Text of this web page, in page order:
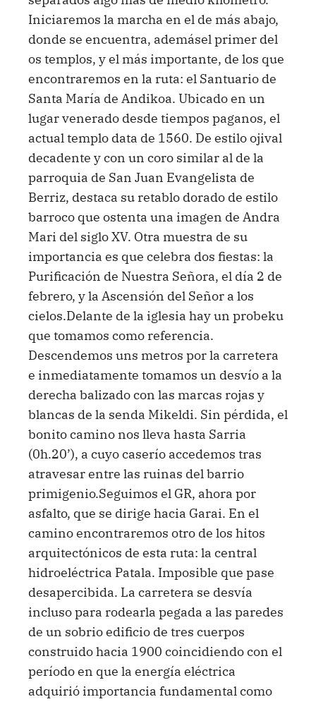
Iniciaremos la marcha en el de más abajo,
donde se encuentra, ademásel primer del
os templos, y el más importante, de los que
encontraremos en la ruta: el Santuario de
Santa María de Andikoa. Ubicado en un
lugar venerado desde tiempos paganos, el
actual templo data de 1560. De estilo ojival
decadente y con un coro similar al de la
parroquia de San Juan Evangelista de
Berriz, destaca su retablo dorado de estilo
barroco que ostenta una imagen de Andra
Mari del siglo XV. Otra muestra de su
importancia es que celebra dos fiestas: la
Purificación de Nuestra Señora, el día 2 de
febrero, y la Ascensión del Señor a los
cielos.Delante de la iglesia hay un probeku
que tomamos como referencia.
Descendemos uns metros por la carretera
e inmediatamente tomamos un desvío a la
derecha balizado con las marcas rojas y
blancas de la senda Mikeldi. Sin pérdida, el
bonito camino nos lleva hasta Sarria
(0h.20’), a cuyo caserío accedemos tras
atravesar entre las ruinas del barrio
primigenio.Seguimos el GR, ahora por
asfalto, que se dirige hacia Garai. En el
camino encontraremos otro de los hitos
arquitectónicos de esta ruta: la central
hidroeléctrica Patala. Imposible que pase
desapercibida. La carretera se desvía
incluso para rodearla pegada a las paredes
de un sobrio edificio de tres cuerpos
construido hacia 1900 coincidiendo con el
período en que la energía eléctrica
adquirió importancia fundamental como